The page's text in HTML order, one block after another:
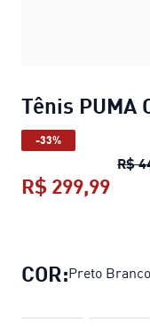
Tênis PUMA
-33%
R$
R$ 299,99
COR:Preto